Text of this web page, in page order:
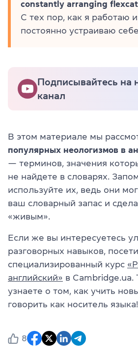
constantly arranging
С тех пор, как я работаю
постоянно устраиваю
Подписывайтесь на
канал
В этом материале мы
популярных неологизмов в
— терминов, значения
не найдете в словарях.
используйте их, ведь они
ваш словарный запас и
«живым».
Если же вы интересуетесь
разговорных навыков,
специализированный курс
английский» в
узнаете о том, как учить
говорить как носитель языка!
8